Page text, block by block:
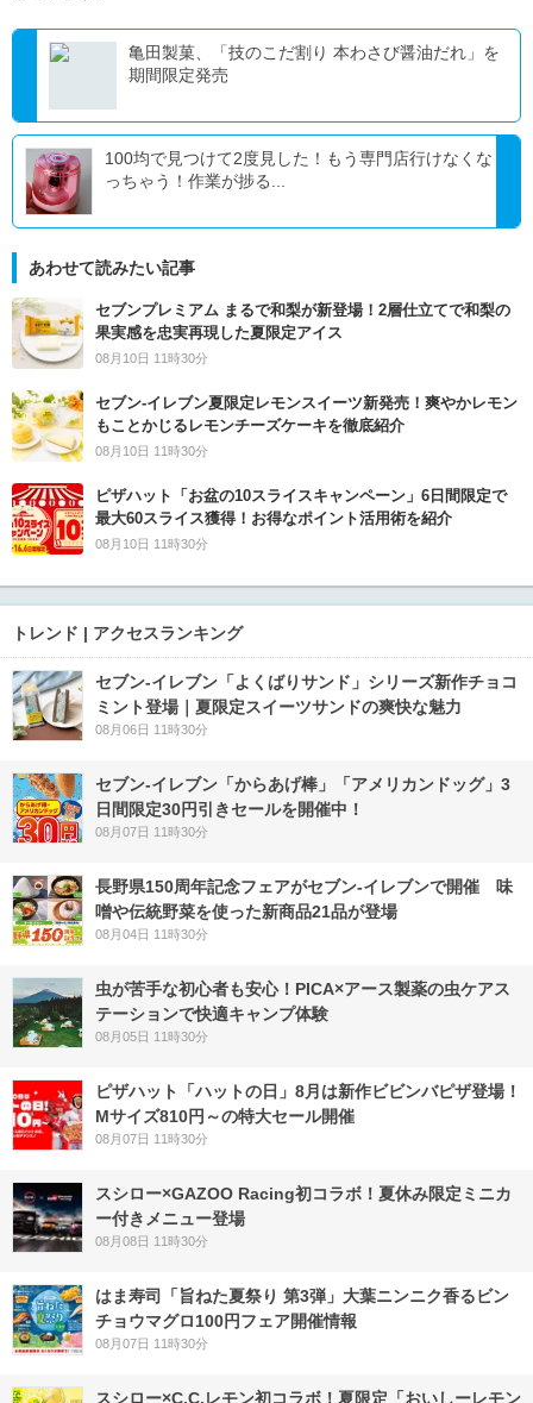
亀田製菓、「技のこだ割り 本わさび醤油だれ」を
期間限定発売
100均で見つけて2度見した！もう専門店行けなくな
っちゃう！作業が捗る...
あわせて読みたい記事
セブンプレミアム まるで和梨が新登場！2層仕立てで和梨の
果実感を忠実再現した夏限定アイス
08月10日 11時30分
セブン‐イレブン夏限定レモンスイーツ新発売！爽やかレモン
もことかじるレモンチーズケーキを徹底紹介
08月10日 11時30分
ピザハット「お盆の10スライスキャンペーン」6日間限定で
最大60スライス獲得！お得なポイント活用術を紹介
08月10日 11時30分
トレンド | アクセスランキング
セブン‐イレブン「よくばりサンド」シリーズ新作チョコ
ミント登場｜夏限定スイーツサンドの爽快な魅力
08月06日 11時30分
セブン‐イレブン「からあげ棒」「アメリカンドッグ」3
日間限定30円引きセールを開催中！
08月07日 11時30分
長野県150周年記念フェアがセブン-イレブンで開催 味
噌や伝統野菜を使った新商品21品が登場
08月04日 11時30分
虫が苦手な初心者も安心！PICA×アース製薬の虫ケアス
テーションで快適キャンプ体験
08月05日 11時30分
ピザハット「ハットの日」8月は新作ビビンバピザ登場！
Mサイズ810円～の特大セール開催
08月07日 11時30分
スシロー×GAZOO Racing初コラボ！夏休み限定ミニカ
ー付きメニュー登場
08月08日 11時30分
はま寿司「旨ねた夏祭り 第3弾」大葉ニンニク香るビン
チョウマグロ100円フェア開催情報
08月07日 11時30分
スシロー×C.C.レモン初コラボ！夏限定「おいしーレモン